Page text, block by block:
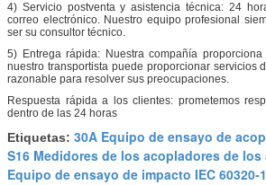
4) Servicio postventa y asistencia técnica: 24
correo electrónico. Nuestro equipo profesional
ser su consultor técnico.
5) Entrega rápida: Nuestra compañía
nuestro transportista puede proporcionar servicios
razonable para resolver sus preocupaciones.
Respuesta rápida a los clientes: prometemos
dentro de las 24 horas
Etiquetas: 30A Equipo de ensayo de
S16 Medidores de los acopladores de los
Equipo de ensayo de impacto IEC 60320-1